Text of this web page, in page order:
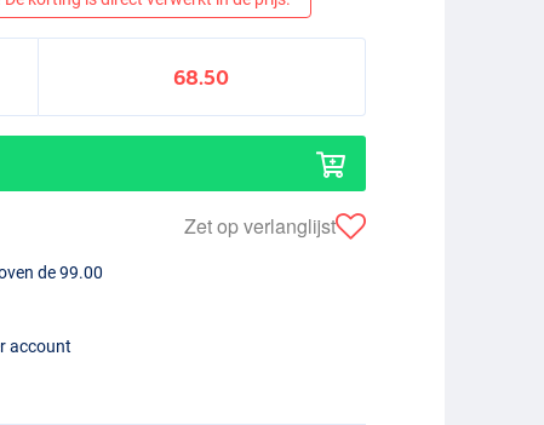
68.50
Zet op verlanglijst
de 99.00
account